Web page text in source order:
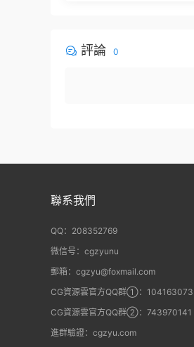
評論 0
聯系我們
QQ：208352769
微信号：cgzyunu
郵箱：cgzyu@foxmail.com
CG資源雲官方QQ群①：
CG資源雲官方QQ群②：743970141
進群驗證：cgzyu.com